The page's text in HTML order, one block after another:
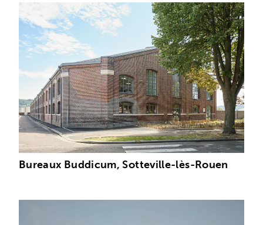
Bureaux Buddicum, Sotteville-lès-Rouen